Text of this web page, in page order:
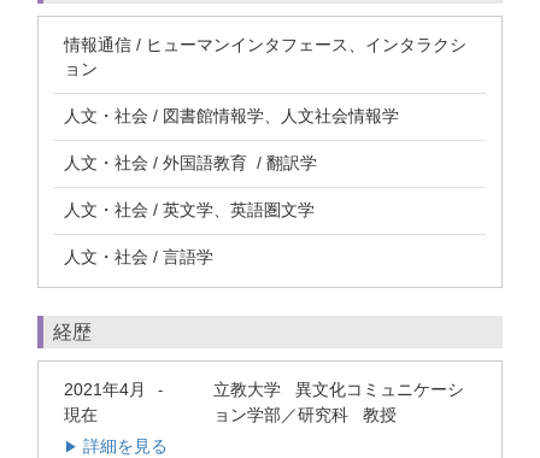
情報通信 / ヒューマンインタフェース、インタラクシ
ョン
人文・社会 / 図書館情報学、人文社会情報学
人文・社会 / 外国語教育 / 翻訳学
人文・社会 / 英文学、英語圏文学
人文・社会 / 言語学
経歴
2021年4月 -
現在
立教大学 異文化コミュニケーシ
ョン学部／研究科 教授
▶ 詳細を見る